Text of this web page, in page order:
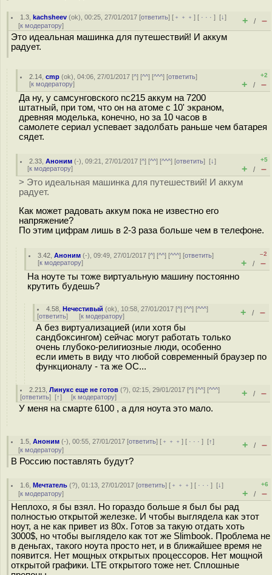
1.3 ,kachsheev (ok), 00:25, 27/01/2017 [ответить] [ ﹢﹢﹢] [ · · ·][↓]
[к модератору] + / –
Это идеальная машинка для путешествий! И аккум
радует.
2.14 ,cmp (ok), 04:06, 27/01/2017 [^] [^^] [^^^] [ответить]
[к модератору]
+2
+ / –
Да ну, у самсунговского nc215 аккум на 7200
штатный, при том, что он на атоме с 10' экраном,
древняя моделька, конечно, но за 10 часов в
самолете сериал успевает задолбать раньше чем батарея
сядет.
2.33 ,Аноним (-), 09:21, 27/01/2017 [^] [^^] [^^^] [ответить][↓]
[к модератору]
+5
+ / –
> Это идеальная машинка для путешествий! И аккум
радует.
Как может радовать аккум пока не известно его
напряжение?
По этим цифрам лишь в 2-3 раза больше чем в телефоне.
3.42 ,Аноним (-), 09:49, 27/01/2017 [^] [^^] [^^^] [ответить]
[к модератору]
–2
+ / –
На ноуте ты тоже виртуальную машину постоянно
крутить будешь?
4.58 ,Нечестивый (ok), 10:58, 27/01/2017 [^] [^^] [^^^]
[ответить] [к модератору] + / –
А без виртуализацией (или хотя бы
сандбоксингом) сейчас могут работать только
очень глубоко-религиозные люди, особенно
если иметь в виду что любой современный браузер по
функционалу - та же ОС...
2.213 ,Линукс еще не готов (?), 02:15, 29/01/2017 [^] [^^] [^^^]
[ответить] [↑] [к модератору] + / –
У меня на смарте 6100 , а для ноута это мало.
1.5 ,Аноним (-), 00:55, 27/01/2017 [ответить] [ ﹢﹢﹢] [ · · ·][↑]
[к модератору] + / –
В Россию поставлять будут?
1.6 ,Мечтатель (?), 01:13, 27/01/2017 [ответить] [ ﹢﹢﹢] [ · · ·][↓]
[к модератору]
+6
+ / –
Неплохо, я бы взял. Но гораздо больше я был бы рад
полностью открытой железке. И чтобы выглядела как этот
ноут, а не как привет из 80х. Готов за такую отдать хоть
3000$, но чтобы выглядело как тот же Slimbook. Проблема не
в деньгах, такого ноута просто нет, и в ближайшее время не
появится. Нет мощных открытых процессоров. Нет мощной
открытой графики. LTE открытого тоже нет. Сплошные